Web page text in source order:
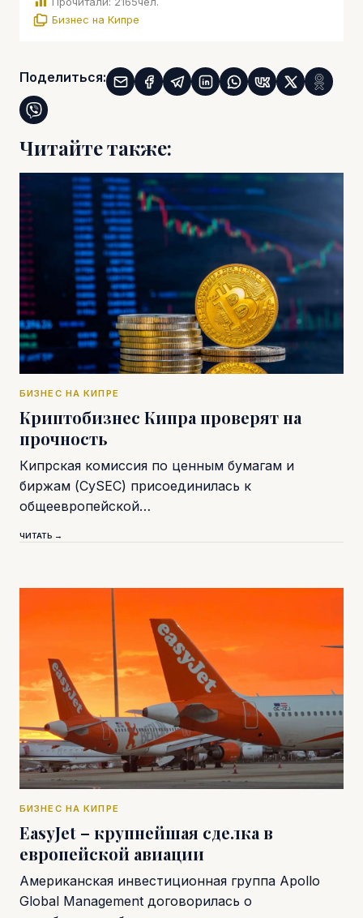
Бизнес на Кипре
Поделиться:
Читайте также:
БИЗНЕС НА КИПРЕ
Криптобизнес Кипра проверят на
прочность
Кипрская комиссия по ценным бумагам и
биржам (CySEC) присоединилась к
общеевропейской…
ЧИТАТЬ →
БИЗНЕС НА КИПРЕ
EasyJet – крупнейшая сделка в
европейской авиации
Американская инвестиционная группа Apollo
Global Management договорилась о